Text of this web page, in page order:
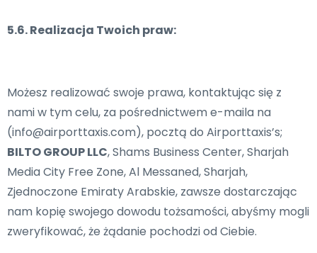
5.6. Realizacja Twoich praw:
Możesz realizować swoje prawa, kontaktując się z
nami w tym celu, za pośrednictwem e-maila na
(info@airporttaxis.com), pocztą do Airporttaxis’s;
BILTO GROUP LLC, Shams Business Center, Sharjah
Media City Free Zone, Al Messaned, Sharjah,
Zjednoczone Emiraty Arabskie, zawsze dostarczając
nam kopię swojego dowodu tożsamości, abyśmy mogli
zweryfikować, że żądanie pochodzi od Ciebie.